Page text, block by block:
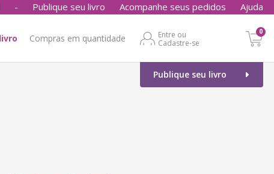
- Publique seu livro Acompanhe seus pedidos Ajuda
Compras em quantidade
Entre ou
Cadastre-se
0
Publique seu livro